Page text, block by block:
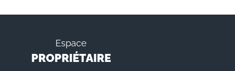
Espace
PROPRIÉTAIRE